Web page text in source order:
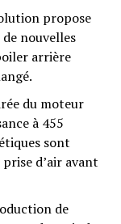
propose
nouvelles
arrière
du moteur
à 455
sont
d’air avant
de